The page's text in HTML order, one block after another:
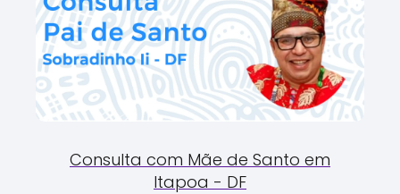
Consulta com Mãe de Santo em
Itapoa - DF